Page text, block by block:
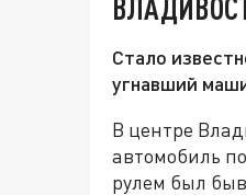
Стало
угнавший
В центре
автомобиль
рулем был